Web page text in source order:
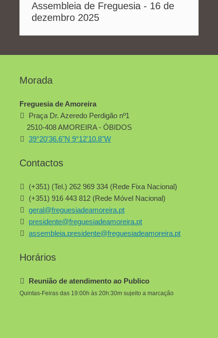
Assembleia de Freguesia - 16 de
dezembro 2025
Morada
Freguesia de Amoreira
Praça Dr. Azeredo Perdigão nº1
2510-408 AMOREIRA - ÓBIDOS
39°20'36.6"N 9°12'10.8"W
Contactos
(+351) (Tel.) 262 969 334 (Rede Fixa Nacional)
(+351) 916 443 812 (Rede Móvel Nacional)
geral@freguesiadeamoreira.pt
presidente@freguesiadeamoreira.pt
assembleia.presidente@freguesiadeamoreira.pt
Horários
Reunião de atendimento ao Publico
Quintas-Feiras das 19:00h às 20h:30m sujeito a marcação